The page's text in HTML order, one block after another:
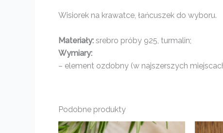
Wisiorek na krawatce, łańcuszek do wyboru.
Materiały: srebro próby 925, turmalin;
Wymiary:
– element ozdobny (w najszerszych
Podobne produkty